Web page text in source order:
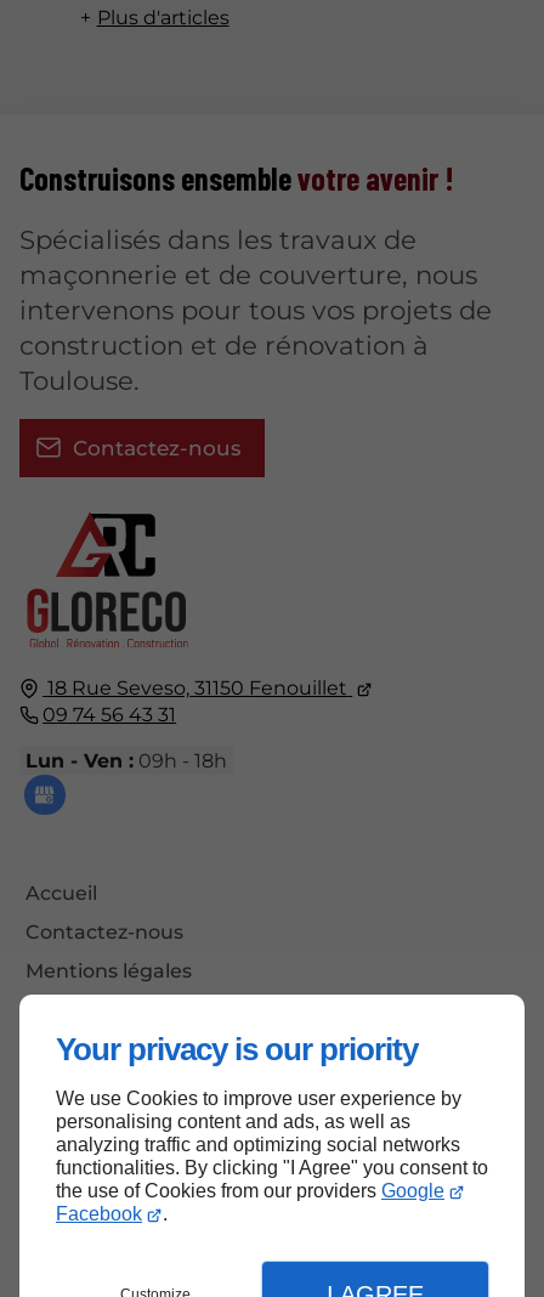
Your privacy is our priority
We use Cookies to improve user experience by
personalising content and ads, as well as
analyzing traffic and optimizing social networks
functionalities. By clicking "I Agree" you consent to
the use of Cookies from our providers Google
Facebook
.
Plus d'articles
18 Rue Seveso, 31150 Fenouillet
09 74 56 43 31
Lun - Ven : 09h - 18h
Accueil
Contactez-nous
Mentions légales
Construisons ensemblevotre avenir !
Spécialisés dans les travaux de
maçonnerie et de couverture, nous
intervenons pour tous vos projets de
construction et de rénovation à
Toulouse.
Contactez-nous
Haut de page